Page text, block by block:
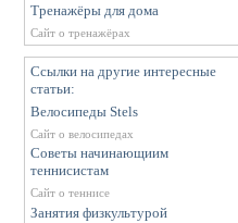
Тренажёры для дома
Сайт о тренажёрах
Ссылки на другие интересные
статьи:
Велосипеды Stels
Сайт о велосипедах
Советы начинающиим
теннисистам
Сайт о теннисе
Занятия физкультурой